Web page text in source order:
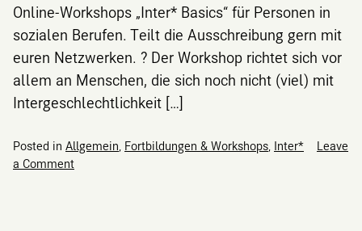
Online-Workshops „Inter* Basics“ für Personen in
sozialen Berufen. Teilt die Ausschreibung gern mit
euren Netzwerken. ? Der Workshop richtet sich vor
allem an Menschen, die sich noch nicht (viel) mit
Intergeschlechtlichkeit […]
Posted in Allgemein Fortbildungen & Workshops Inter*
Leave
a Commenton